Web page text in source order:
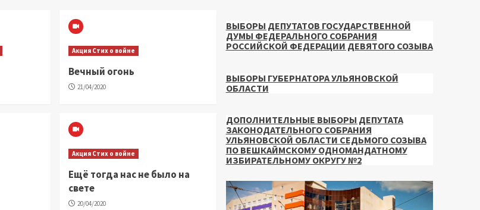
Акция Стих о войне
Вечный огонь
21/04/2020
Акция Стих о войне
Ещё тогда нас не было на
свете
20/04/2020
ВЫБОРЫ ДЕПУТАТОВ ГОСУДАРСТВЕННОЙ
ДУМЫ ФЕДЕРАЛЬНОГО СОБРАНИЯ
РОССИЙСКОЙ ФЕДЕРАЦИИ ДЕВЯТОГО СОЗЫВА
ВЫБОРЫ ГУБЕРНАТОРА УЛЬЯНОВСКОЙ
ОБЛАСТИ
ДОПОЛНИТЕЛЬНЫЕ ВЫБОРЫ ДЕПУТАТА
ЗАКОНОДАТЕЛЬНОГО СОБРАНИЯ
УЛЬЯНОВСКОЙ ОБЛАСТИ СЕДЬМОГО СОЗЫВА
ПО ВЕШКАЙМСКОМУ ОДНОМАНДАТНОМУ
ИЗБИРАТЕЛЬНОМУ ОКРУГУ №2